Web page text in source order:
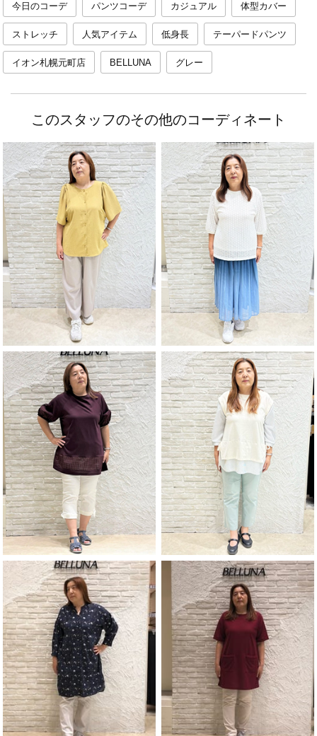
今日のコーデ パンツコーデ カジュアル 体型カバー
ストレッチ 人気アイテム 低身長 テーパードパンツ
イオン札幌元町店 BELLUNA グレー
このスタッフのその他のコーディネート